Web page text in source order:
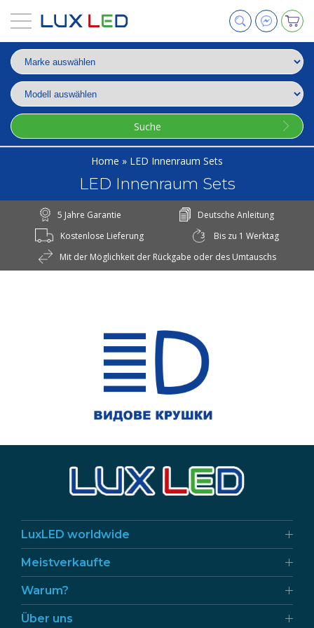
Suche
Home » LED Innenraum Sets
LED Innenraum Sets
5 Jahre Garantie
Deutsche Anleitung
Kostenlose Lieferung
Bis zu 1 Werktag
Mit der Möglichkeit der Rückgabe oder des Umtauschs
LuxLED worldwide
Meistverkaufte
Warum?
Über uns